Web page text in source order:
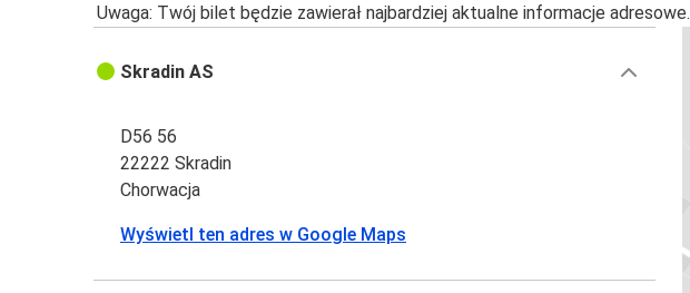
Uwaga: Twój bilet będzie zawierał najbardziej aktualne informacje adresowe.
Skradin AS
D56 56
22222 Skradin
Chorwacja
Wyświetl ten adres w Google Maps